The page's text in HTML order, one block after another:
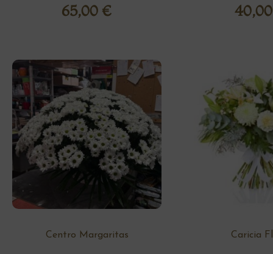
65,00 €
Centro Margaritas Caricia